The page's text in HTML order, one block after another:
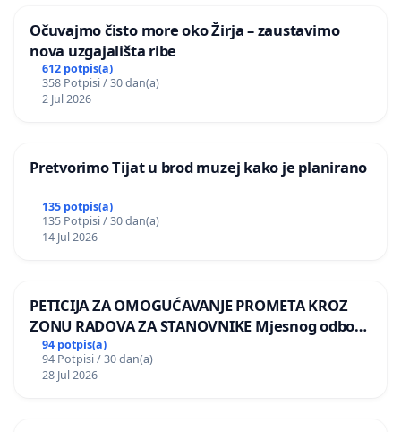
Očuvajmo čisto more oko Žirja – zaustavimo
nova uzgajališta ribe
612 potpis(a)
358 Potpisi / 30 dan(a)
2 Jul 2026
Pretvorimo Tijat u brod muzej kako je planirano
135 potpis(a)
135 Potpisi / 30 dan(a)
14 Jul 2026
PETICIJA ZA OMOGUĆAVANJE PROMETA KROZ
ZONU RADOVA ZA STANOVNIKE Mjesnog odbora
Kamensko i Lemić Brdo
94 potpis(a)
94 Potpisi / 30 dan(a)
28 Jul 2026